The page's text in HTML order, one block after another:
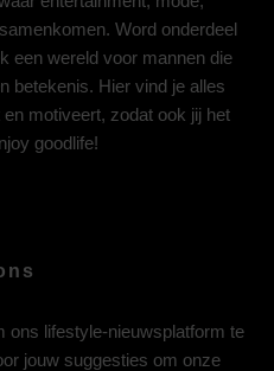
Word onderdeel
een wereld voor mannen die
betekenis. Hier vind je alles
motiveert, zodat ook jij het
goodlife!
ons lifestyle-nieuwsplatform te
jouw suggesties om onze